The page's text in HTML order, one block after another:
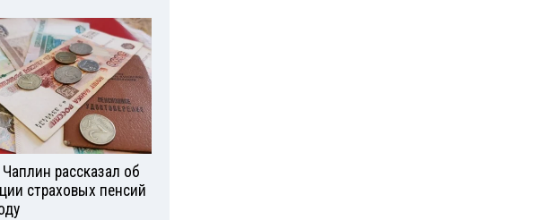
рассказал об
страховых пенсий